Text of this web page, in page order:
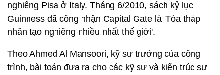
nghiêng Pisa ở Italy. Tháng 6/2010, sách kỷ lục
Guinness đã công nhận Capital Gate là 'Tòa tháp
nhân tạo nghiêng nhiều nhất thế giới'.
Theo Ahmed Al Mansoori, kỹ sư trưởng của công
trình, bài toán đưa ra cho các kỹ sư và kiến trúc sư